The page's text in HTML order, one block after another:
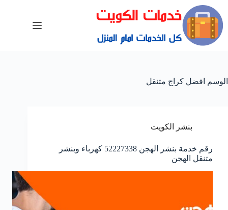
الوسم افضل كراج متنقل
بنشر الكويت
رقم خدمة بنشر الهجن 52227338 كهرباء وبنشر
متنقل الهجن